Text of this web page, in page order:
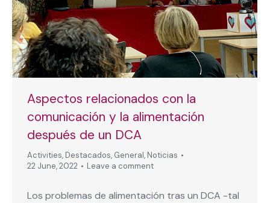
Aspectos relacionados con la
comunicación y la alimentación
después de un DCA
Activities, Destacados, General, Noticias
22 June, 2022
Leave a comment
Los problemas de alimentación tras un DCA -tal